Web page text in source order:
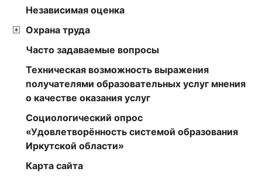
Независимая оценка
Охрана труда
Часто задаваемые вопросы
Техническая возможность выражения
получателями образовательных услуг мнения
о качестве оказания услуг
Социологический опрос
«Удовлетворённость системой образования
Иркутской области»
Карта сайта